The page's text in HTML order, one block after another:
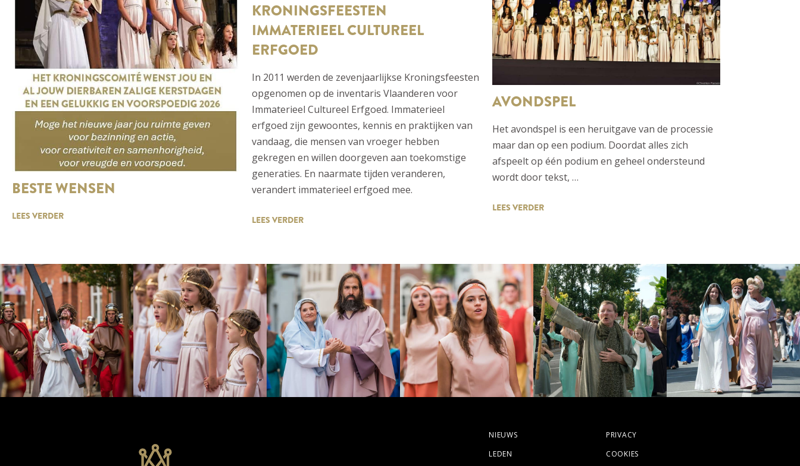
BESTE WENSEN
LEES VERDER
KRONINGSFEESTEN
IMMATERIEEL CULTUREEL
ERFGOED
In 2011 werden de zevenjaarlijkse Kroningsfeesten
opgenomen op de inventaris Vlaanderen voor
Immaterieel Cultureel Erfgoed. Immaterieel
erfgoed zijn gewoontes, kennis en praktijken van
vandaag, die mensen van vroeger hebben
gekregen en willen doorgeven aan toekomstige
generaties. En naarmate tijden veranderen,
verandert immaterieel erfgoed mee.
LEES VERDER
AVONDSPEL
Het avondspel is een heruitgave van de processie
maar dan op een podium. Doordat alles zich
afspeelt op één podium en geheel ondersteund
wordt door tekst, …
LEES VERDER
NIEUWS
LEDEN
PRIVACY
COOKIES